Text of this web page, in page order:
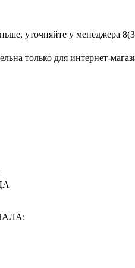
уточняйте у менеджера
только для интернет-